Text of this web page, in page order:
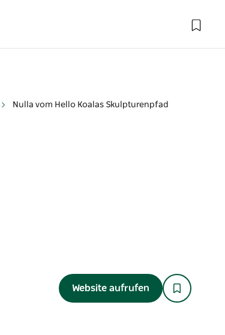
Nulla vom Hello Koalas Skulpturenpfad
Website aufrufen